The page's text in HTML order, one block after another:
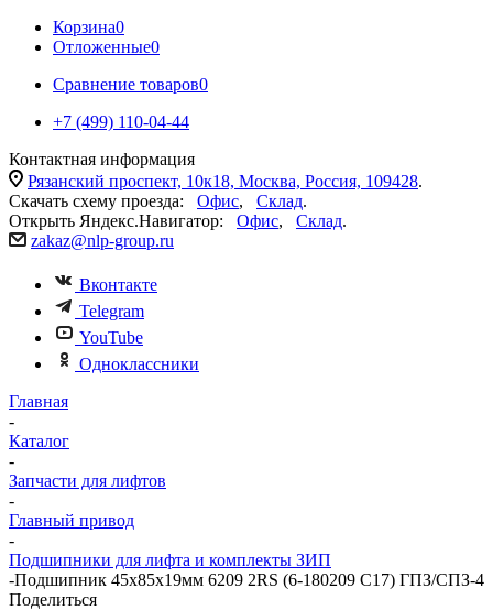
Корзина0
Отложенные0
Сравнение товаров0
+7 (499) 110-04-44
Контактная информация
Рязанский проспект, 10к18, Москва, Россия, 109428.
Скачать схему проезда: Офис, Склад.
Открыть Яндекс.Навигатор: Офис, Склад.
zakaz@nlp-group.ru
Вконтакте
Telegram
YouTube
Одноклассники
Главная
-
Каталог
-
Запчасти для лифтов
-
Главный привод
-
Подшипники для лифта и комплекты ЗИП
-Подшипник 45х85х19мм 6209 2RS (6-180209 С17) ГПЗ/СПЗ-4
Поделиться